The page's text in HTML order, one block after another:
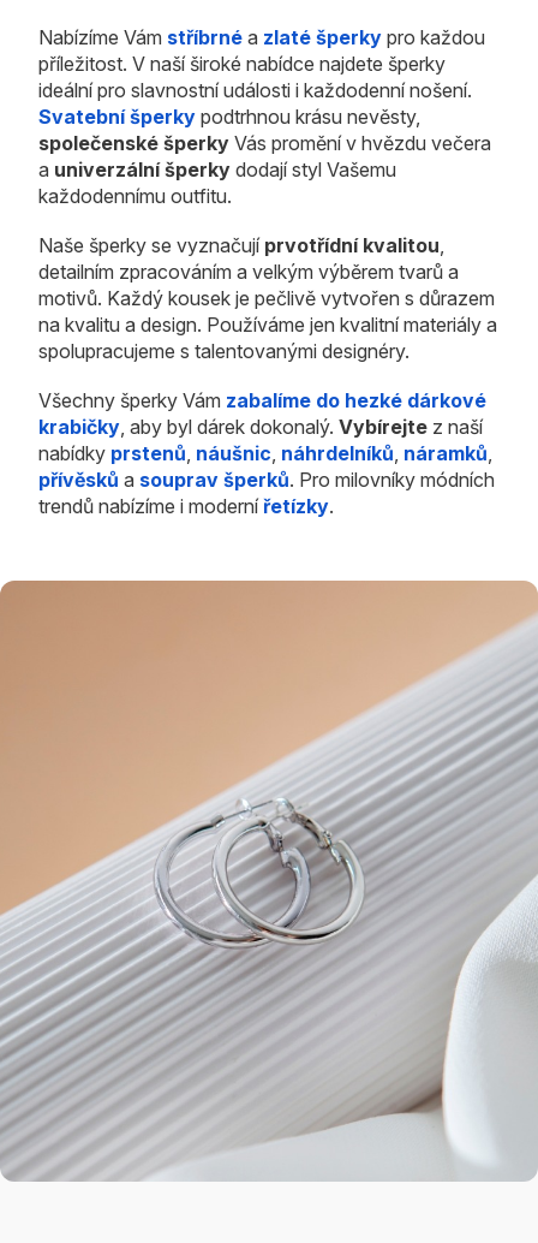
Nabízíme Vám stříbrné a zlaté šperky pro každou
příležitost. V naší široké nabídce najdete šperky
ideální pro slavnostní události i každodenní nošení.
Svatební šperky podtrhnou krásu nevěsty,
společenské šperky Vás promění v hvězdu večera
a univerzální šperky dodají styl Vašemu
každodennímu outfitu.
Naše šperky se vyznačují prvotřídní kvalitou,
detailním zpracováním a velkým výběrem tvarů a
motivů. Každý kousek je pečlivě vytvořen s důrazem
na kvalitu a design. Používáme jen kvalitní materiály a
spolupracujeme s talentovanými designéry.
Všechny šperky Vám zabalíme do hezké dárkové
krabičky, aby byl dárek dokonalý. Vybírejte z naší
nabídky prstenů, náušnic, náhrdelníků, náramků,
přívěsků a souprav šperků. Pro milovníky módních
trendů nabízíme i modernířetízky.